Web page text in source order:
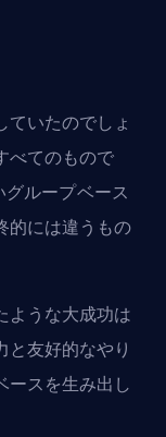
いたのでしょ
べてのもので
ループベース
的には違うもの
ような大成功は
友好的なやり
ースを生み出し